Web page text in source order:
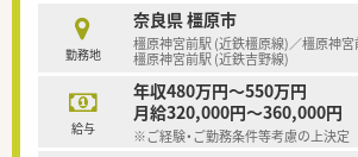
勤務地
奈良県 橿原市
橿原神宮前駅 (近鉄橿原線)／橿原神
橿原神宮前駅 (近鉄吉野線)
給与
年収480万円～550万円
月給320,000円～360,000円
※ご経験・ご勤務条件等考慮の上決定